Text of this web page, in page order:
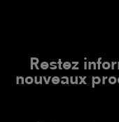
Restez
nouveaux